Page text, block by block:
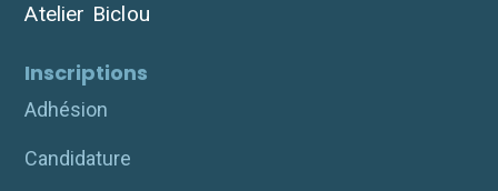
Atelier Biclou
Inscriptions
Adhésion
Candidature